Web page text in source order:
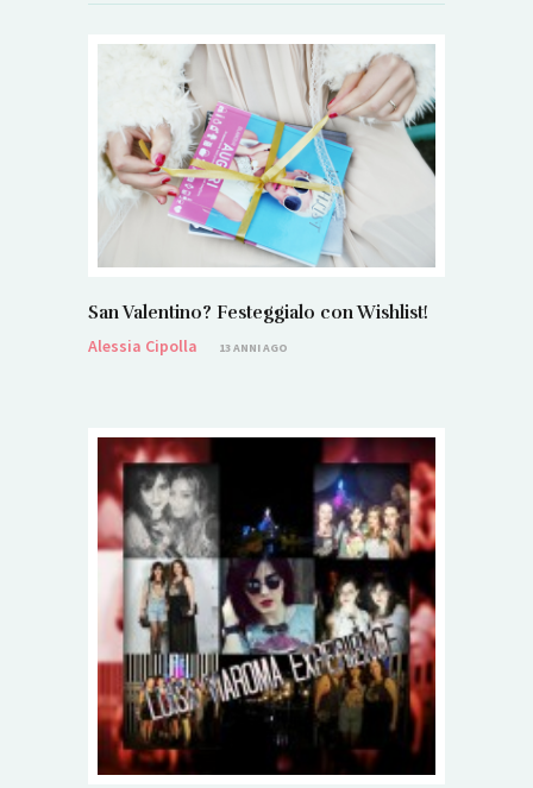
San Valentino? Festeggialo con Wishlist!
Alessia Cipolla
13 ANNI AGO